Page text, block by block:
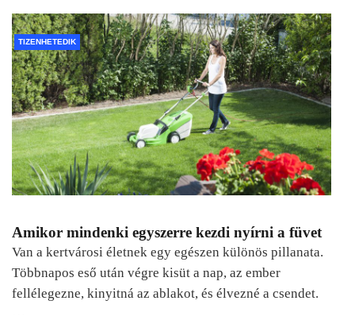
TIZENHETEDIK
Amikor mindenki egyszerre kezdi nyírni a füvet
Van a kertvárosi életnek egy egészen különös pillanata.
Többnapos eső után végre kisüt a nap, az ember
fellélegezne, kinyitná az ablakot, és élvezné a csendet.